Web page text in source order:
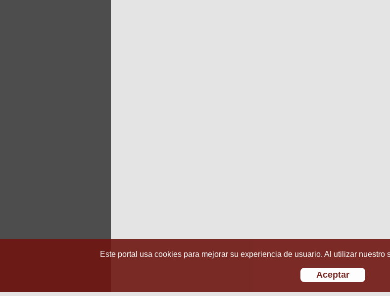
Este portal usa cookies para mejorar su experiencia de usuario. Al utilizar
Aceptar